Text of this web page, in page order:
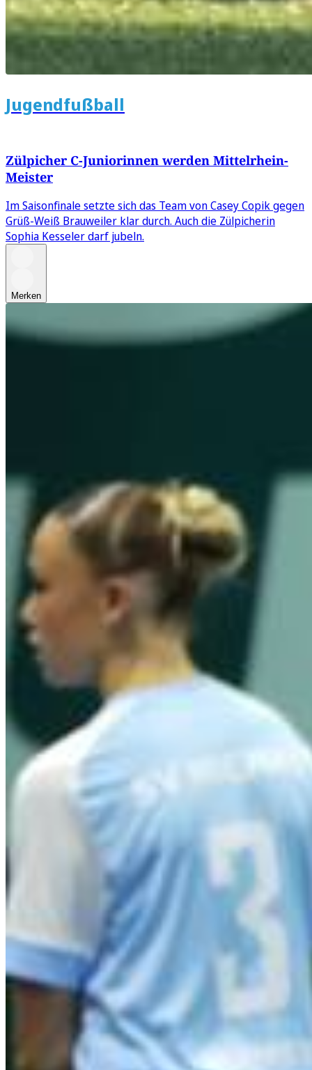
Jugendfußball
Zülpicher C-Juniorinnen werden Mittelrhein-
Meister
Im Saisonfinale setzte sich das Team von Casey Copik gegen
Grüß-Weiß Brauweiler klar durch. Auch die Zülpicherin
Sophia Kesseler darf jubeln.
Merken